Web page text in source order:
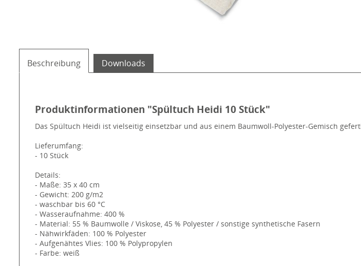
Beschreibung Downloads
Produktinformationen "Spültuch Heidi 10 Stück"
Das Spültuch Heidi ist vielseitig einsetzbar und aus einem Baumwoll-Polyester-Gemisch
Lieferumfang:
- 10 Stück
Details:
- Maße: 35 x 40 cm
- Gewicht: 200 g/m2
- waschbar bis 60 °C
- Wasseraufnahme: 400 %
- Material: 55 % Baumwolle / Viskose, 45 % Polyester / sonstige synthetische Fasern
- Nähwirkfäden: 100 % Polyester
- Aufgenähtes Vlies: 100 % Polypropylen
- Farbe: weiß